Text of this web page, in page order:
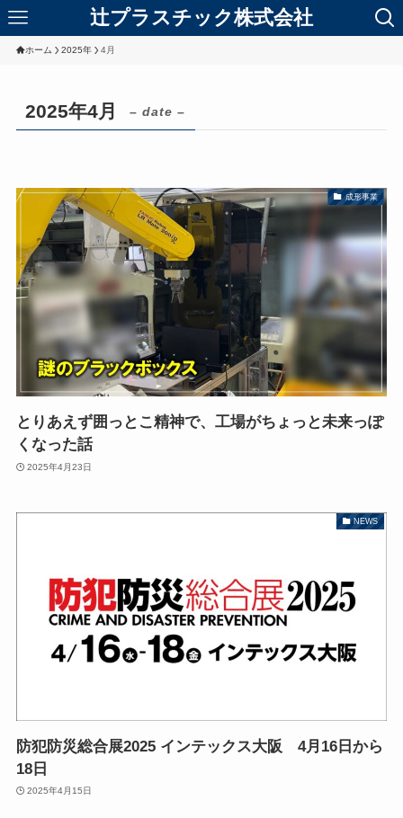
辻プラスチック株式会社
ホーム 2025年 4月
2025年4月 – date –
成形事業
とりあえず囲っとこ精神で、工場がちょっと未来っぽ
くなった話
2025年4月23日
NEWS
防犯防災総合展2025 インテックス大阪 4月16日から
18日
2025年4月15日